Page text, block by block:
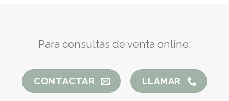
Para consultas de venta online:
CONTACTAR LLAMAR